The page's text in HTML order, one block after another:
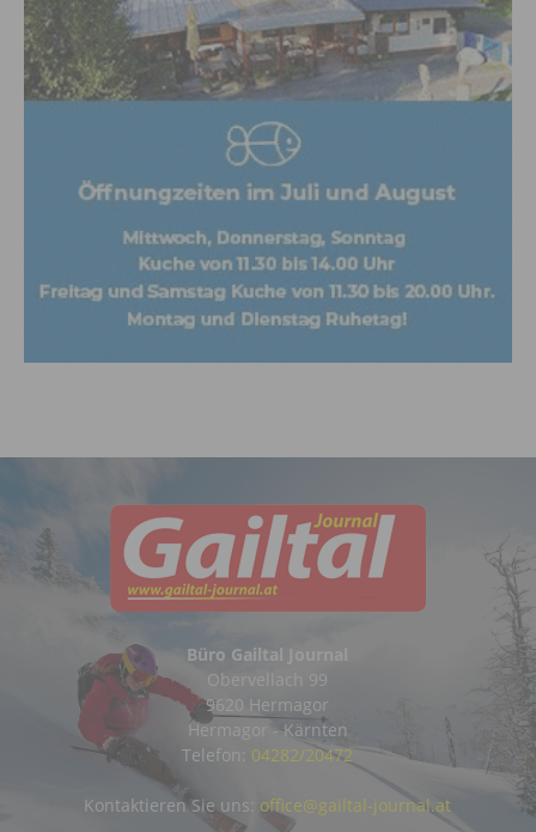
Büro Gailtal Journal
Obervellach 99
9620 Hermagor
Hermagor - Kärnten
Telefon: 04282/20472
Kontaktieren Sie uns: office@gailtal-journal.at